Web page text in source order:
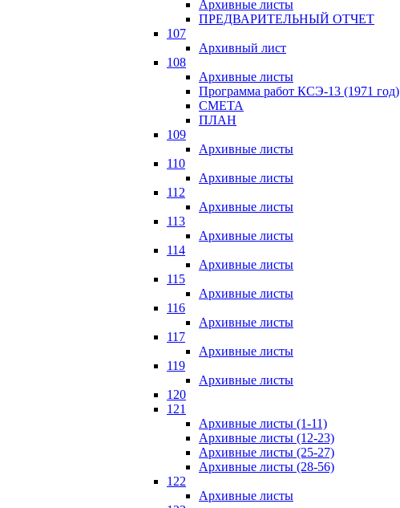
Архивные листы
ПРЕДВАРИТЕЛЬНЫЙ ОТЧЕТ
107
Архивный лист
108
Архивные листы
Программа работ КСЭ-13 (1971 год)
СМЕTA
ПЛАН
109
Архивные листы
110
Архивные листы
112
Архивные листы
113
Архивные листы
114
Архивные листы
115
Архивные листы
116
Архивные листы
117
Архивные листы
119
Архивные листы
120
121
Архивные листы (1-11)
Архивные листы (12-23)
Архивные листы (25-27)
Архивные листы (28-56)
122
Архивные листы